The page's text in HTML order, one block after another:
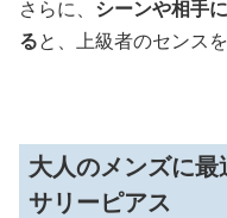
さらに、 シーンや相手
ると、上級者のセンス
大人のメンズに
サリーピアス